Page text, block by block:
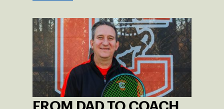
community among adult players, but they
also ensure tennis in our region remains
vibrant and strong.
FROM DAD TO COACH